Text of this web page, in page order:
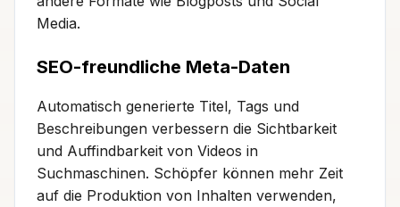
Media.
SEO-freundliche Meta-Daten
Automatisch generierte Titel, Tags und
Beschreibungen verbessern die Sichtbarkeit
und Auffindbarkeit von Videos in
Suchmaschinen. Schöpfer können mehr Zeit
auf die Produktion von Inhalten verwenden,